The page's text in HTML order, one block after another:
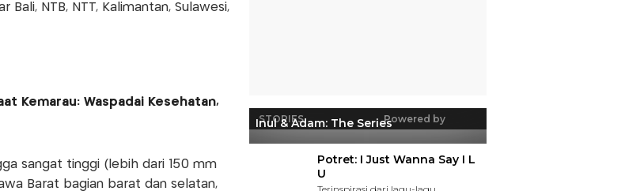
NTB, NTT, Kalimantan, Sulawesi,
Kemarau: Waspadai Kesehatan,
sangat tinggi (lebih dari 150 mm
Barat bagian barat dan selatan,